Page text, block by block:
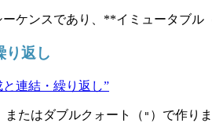
ケンスであり、**イミュータブル
り返し
と連結・繰り返し”
またはダブルクォート（ " ）で作りま